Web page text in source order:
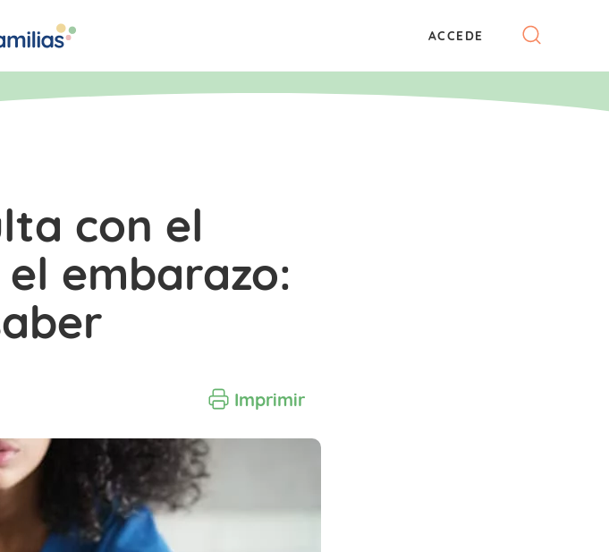
ACCEDE
con el
embarazo:
Imprimir